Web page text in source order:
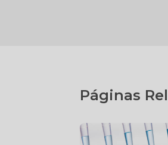
Páginas